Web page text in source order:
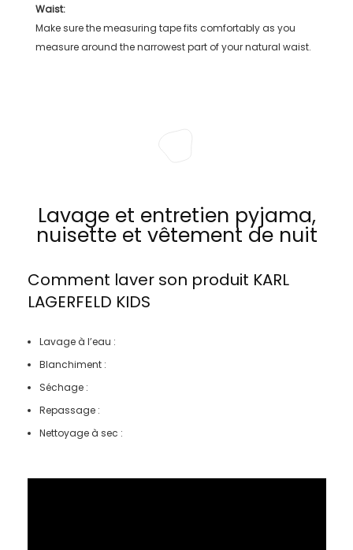
Waist:
Make sure the measuring tape fits comfortably as you
measure around the narrowest part of your natural waist.
Lavage et entretien pyjama,
nuisette et vêtement de nuit
Comment laver son produit KARL
LAGERFELD KIDS
Lavage à l’eau :
Blanchiment :
Séchage :
Repassage :
Nettoyage à sec :